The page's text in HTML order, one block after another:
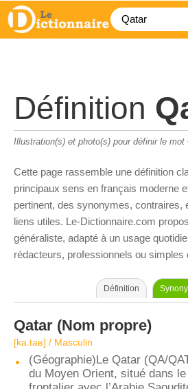
Définition
Illustration(s) et photo(s) pour définir le mot
Cette page rassemble une définition
principaux sens en français moderne
pertinent, des synonymes, contraires,
liens utiles. Le-Dictionnaire.com
généraliste, adapté à un usage
rédacteurs, professionnels ou simples
Définition
Qatar (Nom propre)
[ka.taʁ] / Masculin
(Géographie)Le Qatar (QA/
du Moyen Orient, situé dans